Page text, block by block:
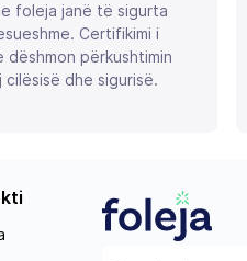
foleja janë të sigurta
Certifikimi i
përkushtimin
cilësisë dhe sigurisë.